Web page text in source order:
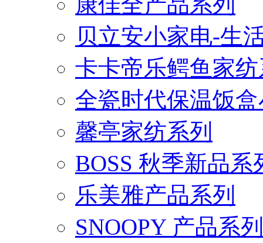
贝立安小家电-生
卡卡帝乐鳄鱼家
全瓷时代保温饭
馨亭家纺系列
BOSS 秋季新品系
乐美雅产品系列
SNOOPY 产品系列